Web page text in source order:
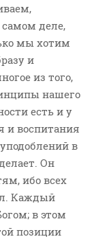
деле,
мы хотим
и
из того,
нашего
есть и у
и воспитания
в
Он
ибо всех
Каждый
в этом
позиции